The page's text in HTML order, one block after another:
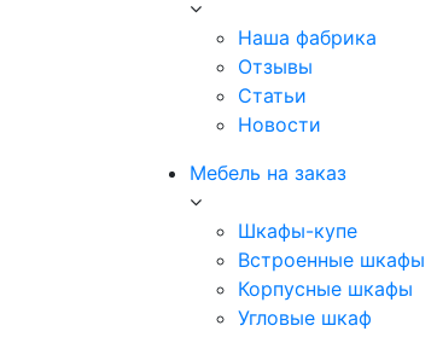
Наша фабрика
Отзывы
Статьи
Новости
Мебель на заказ
Шкафы-купе
Встроенные шкафы
Корпусные шкафы
Угловые шкаф